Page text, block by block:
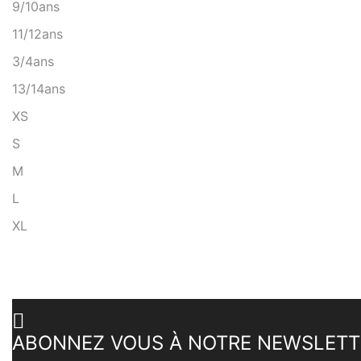
9/10ans
11/12ans
3/4ans
13/14ans
XS
S
M
L
XL
ABONNEZ VOUS À NOTRE